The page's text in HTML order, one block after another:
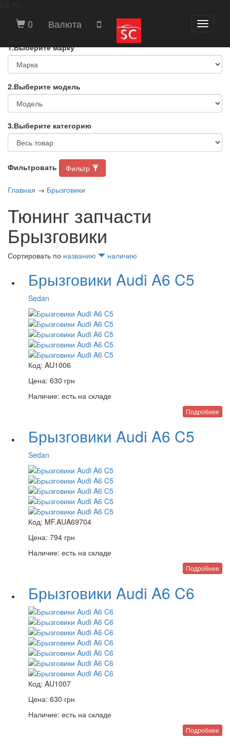
Toggle
0 Валюта
ВЫБЕРИТЕ МАРКУ И МОДЕЛЬ
АВТОМОБИЛЯ
1.Выберите марку
2.Выберите модель
3.Выберите категорию
Фильтровать Фильтр
Главная → Брызговики
Тюнинг запчасти
Брызговики
Сортировать по названию наличию
Брызговики Audi A6 C5
Sedan
Код: AU1006
Цена: 630 грн
Наличие: есть на складе
Подробнее
Брызговики Audi A6 C5
Sedan
Код: MF.AUA69704
Цена: 794 грн
Наличие: есть на складе
Подробнее
Брызговики Audi A6 C6
Код: AU1007
Цена: 630 грн
Наличие: есть на складе
Подробнее